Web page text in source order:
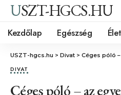
USZT-HGCS.HU
Kezdőlap Egészség
USZT-hgcs.hu > Divat > Céges póló – az
DIVAT
Céges póló – az